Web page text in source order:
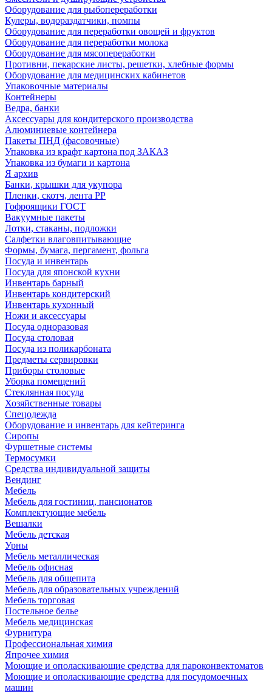
Оборудование для рыбопереработки
Кулеры, водораздатчики, помпы
Оборудование для переработки овощей и фруктов
Оборудование для переработки молока
Оборудование для мясопереработки
Противни, пекарские листы, решетки, хлебные формы
Оборудование для медицинских кабинетов
Упаковочные материалы
Контейнеры
Ведра, банки
Аксессуары для кондитерского производства
Алюминиевые контейнера
Пакеты ПНД (фасовочные)
Упаковка из крафт картона под ЗАКАЗ
Упаковка из бумаги и картона
Я архив
Банки, крышки для укупора
Пленки, скотч, лента РР
Гофроящики ГОСТ
Вакуумные пакеты
Лотки, стаканы, подложки
Салфетки влаговпитывающие
Формы, бумага, пергамент, фольга
Посуда и инвентарь
Посуда для японской кухни
Инвентарь барный
Инвентарь кондитерский
Инвентарь кухонный
Ножи и аксессуары
Посуда одноразовая
Посуда столовая
Посуда из поликарбоната
Предметы сервировки
Приборы столовые
Уборка помещений
Стеклянная посуда
Хозяйственные товары
Спецодежда
Оборудование и инвентарь для кейтеринга
Сиропы
Фуршетные системы
Термосумки
Средства индивидуальной защиты
Вендинг
Мебель
Мебель для гостиниц, пансионатов
Комплектующие мебель
Вешалки
Мебель детская
Урны
Мебель металлическая
Мебель офисная
Мебель для общепита
Мебель для образовательных учреждений
Мебель торговая
Постельное белье
Мебель медицинская
Фурнитура
Профессиональная химия
Япрочее химия
Моющие и ополаскивающие средства для пароконвектоматов
Моющие и ополаскивающие средства для посудомоечных
машин